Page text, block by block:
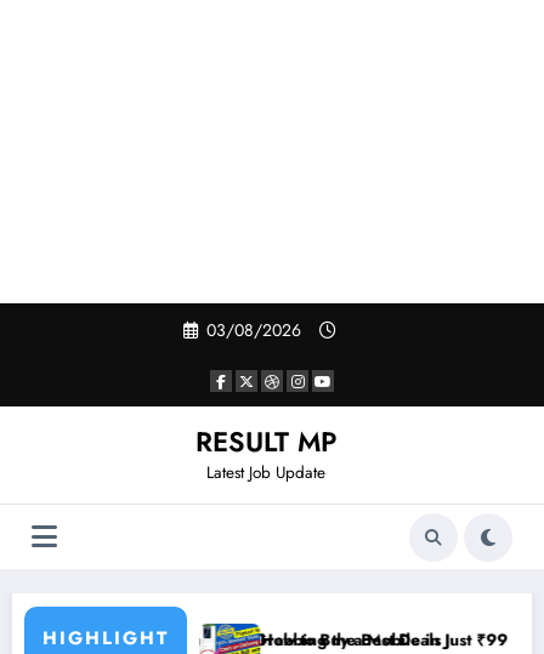
03/08/2026
RESULT MP
Latest Job Update
HIGHLIGHT
to Grabbing the Best Deals
How to Buy a Mobile in Just ₹99: A Guide to Finding the